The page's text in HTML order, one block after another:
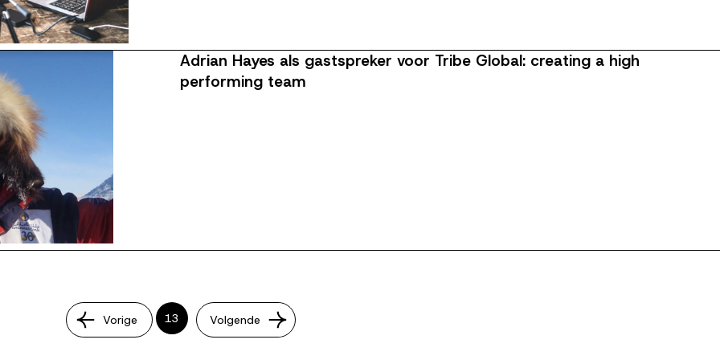
Adrian Hayes als gastspreker voor Tribe Global: creating a high
performing team
VorigeHuidige pagina
13 Volgende